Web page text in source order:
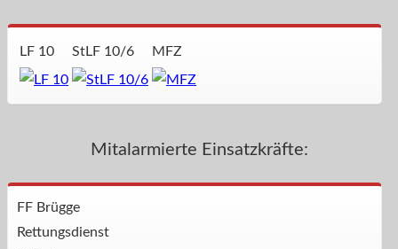
LF 10 StLF 10/6 MFZ
Mitalarmierte Einsatzkräfte:
FF Brügge
Rettungsdienst